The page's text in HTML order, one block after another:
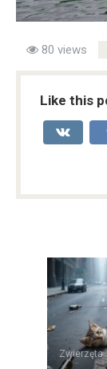
80 views
Like this
Zwierzęta